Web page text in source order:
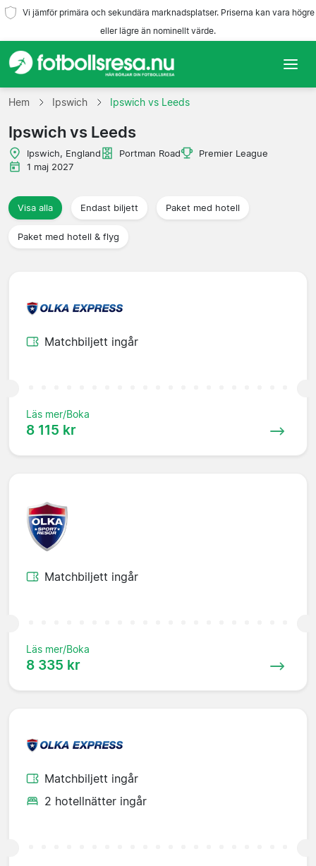
Vi jämför primära och sekundära marknadsplatser. Priserna kan vara högre
eller lägre än nominellt värde.
Hem
Lag
Ligor
Resebyråer
Hem Ipswich Ipswich vs Leeds
Ipswich vs Leeds
Ipswich, England Portman Road
Premier League
1 maj 2027
Visa alla Endast biljett Paket med hotell
Paket med hotell & flyg
Matchbiljett ingår
Läs mer/Boka
8 115 kr
Matchbiljett ingår
Läs mer/Boka
8 335 kr
Matchbiljett ingår
2 hotellnätter ingår